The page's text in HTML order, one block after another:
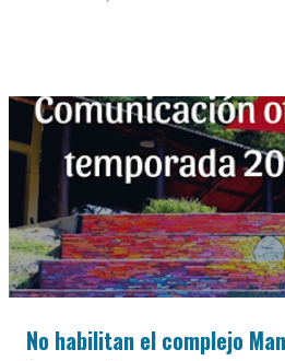
No habilitan el complejo